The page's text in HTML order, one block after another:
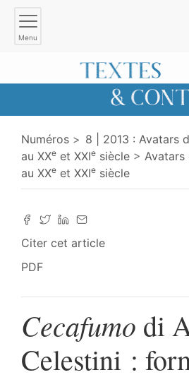
Menu
Numéros
8 | 2013 : Avatars
au XXe et XXIe siècle
au XXe et XXIe siècle
Citer cet article
PDF
Cecafumo di
Celestini :